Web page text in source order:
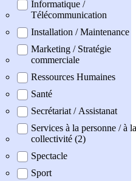
Informatique /
Télécommunication
Installation / Maintenance
Marketing / Stratégie
commerciale
Ressources Humaines
Santé
Secrétariat / Assistanat
Services à la personne / à la
collectivité (2)
Spectacle
Sport